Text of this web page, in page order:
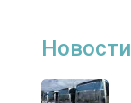
Новости